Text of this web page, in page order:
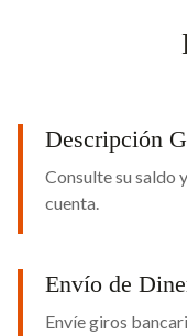
Descripción
Consulte su saldo
cuenta.
Envío de
Envíe giros